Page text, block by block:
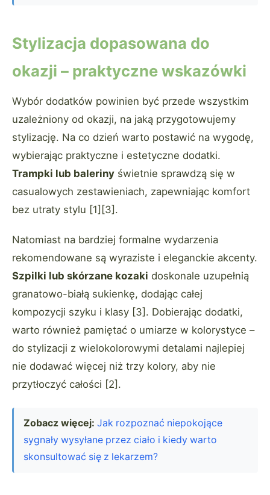
Stylizacja dopasowana do
okazji – praktyczne wskazówki
Wybór dodatków powinien być przede wszystkim
uzależniony od okazji, na jaką przygotowujemy
stylizację. Na co dzień warto postawić na wygodę,
wybierając praktyczne i estetyczne dodatki.
Trampki lub baleriny świetnie sprawdzą się w
casualowych zestawieniach, zapewniając komfort
bez utraty stylu [1][3].
Natomiast na bardziej formalne wydarzenia
rekomendowane są wyraziste i eleganckie akcenty.
Szpilki lub skórzane kozaki doskonale uzupełnią
granatowo-białą sukienkę, dodając całej
kompozycji szyku i klasy [3]. Dobierając dodatki,
warto również pamiętać o umiarze w kolorystyce –
do stylizacji z wielokolorowymi detalami najlepiej
nie dodawać więcej niż trzy kolory, aby nie
przytłoczyć całości [2].
Zobacz więcej: Jak rozpoznać niepokojące
sygnały wysyłane przez ciało i kiedy warto
skonsultować się z lekarzem?